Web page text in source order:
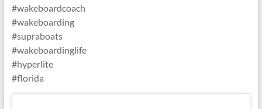
#wakeboardcoach
#wakeboarding
#supraboats
#wakeboardinglife
#hyperlite
#florida